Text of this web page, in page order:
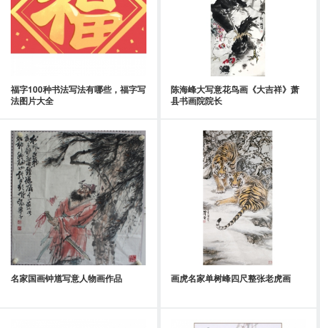
福字100种书法写法有哪些，福字写
法图片大全
陈海峰大写意花鸟画《大吉祥》萧
县书画院院长
名家国画钟馗写意人物画作品 画虎名家单树峰四尺整张老虎画